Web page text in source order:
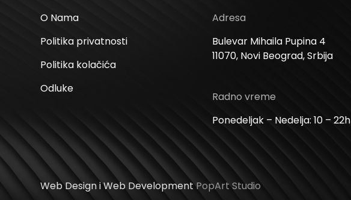
O Nama
Politika privatnosti
Politika kolačića
Odluke
Adresa
Bulevar Mihaila Pupina 4
11070, Novi Beograd, Srbija
Radno vreme
Ponedeljak – Nedelja: 10 – 22h
Web Design i Web DevelopmentPopArt Studio